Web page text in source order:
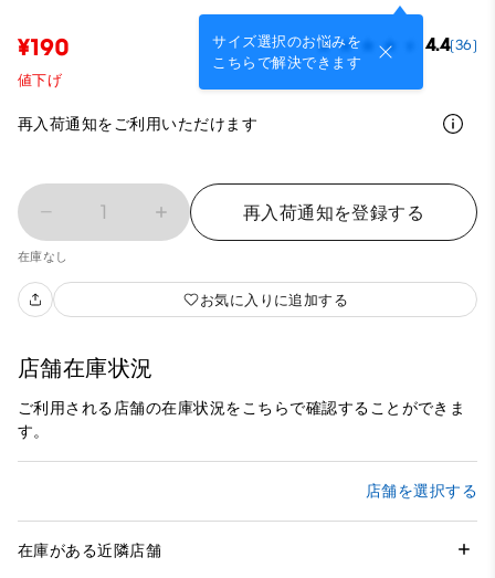
サイズ選択のお悩みを
こちらで解決できます
¥190 4.4(36)
値下げ
再入荷通知をご利用いただけます
1 再入荷通知を登録する
在庫なし
お気に入りに追加する
店舗在庫状況
ご利用される店舗の在庫状況をこちらで確認することができま
す。
店舗を選択する
在庫がある近隣店舗